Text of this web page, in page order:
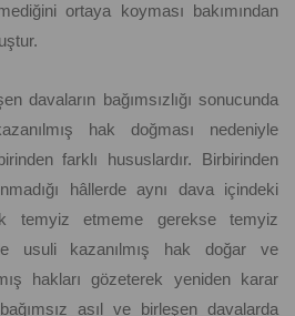
ortaya koyması bakımından
davaların bağımsızlığı sonucunda
hak doğması nedeniyle
farklı hususlardır. Birbirinden
hâllerde aynı dava içindeki
temyiz etmeme gerekse temyiz
usuli kazanılmış hak doğar ve
hakları gözeterek yeniden karar
asıl ve birleşen davalarda